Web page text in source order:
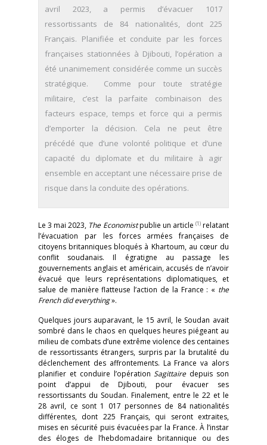
avril 2023, a permis d’évacuer 1017
ressortissants de 84 nationalités, dont 225
Français. Planifiée et conduite par les forces
françaises stationnées à Djibouti, l’opération a
été unanimement considérée comme un succès
stratégique. Comme pour toute stratégie
militaire, c’est la parfaite combinaison des
facteurs espace, temps et force qui a permis
d’emporter la décision. Cela ne peut être
précédé que d’une volonté politique et d’une
capacité du diplomate et du militaire à agir
ensemble en acceptant une nécessaire prise de
risque dans la conduite des opérations.
Le 3 mai 2023, The Economistpublie un article (1)relatant
l’évacuation par les forces armées françaises de
citoyens britanniques bloqués à Khartoum, au cœur du
conflit soudanais. Il égratigne au passage les
gouvernements anglais et américain,accusés de n’avoir
évacué que leurs représentations diplomatiques, et
salue de manière flatteuse l’action de la France : « the
French did everything».
Quelques jours auparavant, le 15 avril, le Soudan avait
sombré dans le chaos en quelques heures piégeant au
milieu de combats d’une extrême violence des centaines
de ressortissants étrangers, surpris par la brutalité du
déclenchement des affrontements. La France va alors
planifier et conduire l’opérationSagittairedepuis son
point d’appui de Djibouti, pour évacuer ses
ressortissants du Soudan. Finalement, entre le 22 et le
28 avril, ce sont 1 017 personnes de 84 nationalités
différentes, dont 225 Français, qui seront extraites,
mises en sécurité puis évacuées par la France. À l’instar
des éloges de l’hebdomadaire britannique ou des